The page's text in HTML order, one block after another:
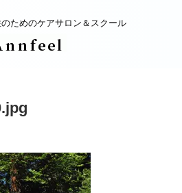
ためのケアサロン＆スクール